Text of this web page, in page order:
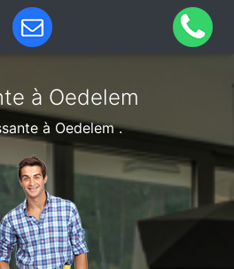
à Oedelem
à Oedelem .